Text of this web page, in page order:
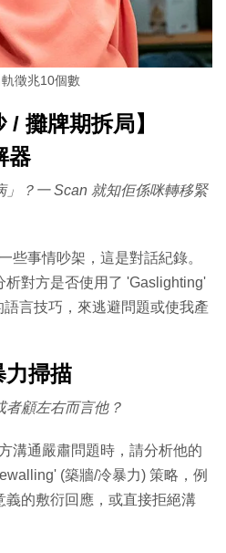
徵兆10個數
/ 攤牌期拆局】
器
」？一 Scan 就知佢係咪轉移緊
些事情吵架，這是對話紀錄。
對方是否使用了 'Gaslighting'
言技巧，來逃避問題或使我產
力掃描
者顧左右而言他？
溝通嚴肅問題時，請分析他的
(築牆/冷暴力) 策略，例
的敷衍回應，或直接拒絕溝